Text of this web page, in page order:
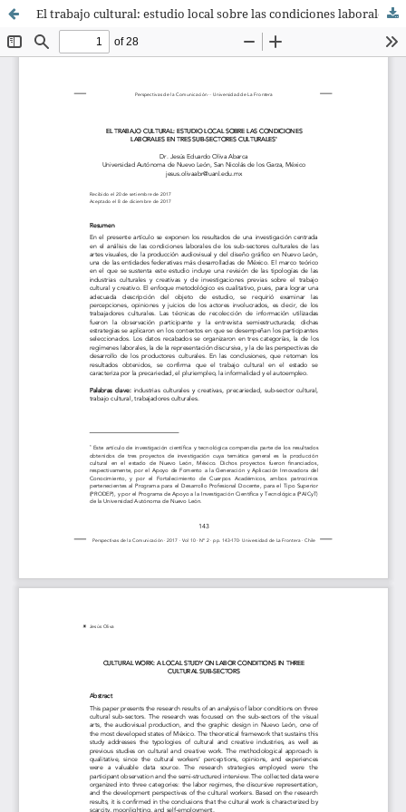
El trabajo cultural: estudio local sobre las condiciones laborales en tres subsectores culturales